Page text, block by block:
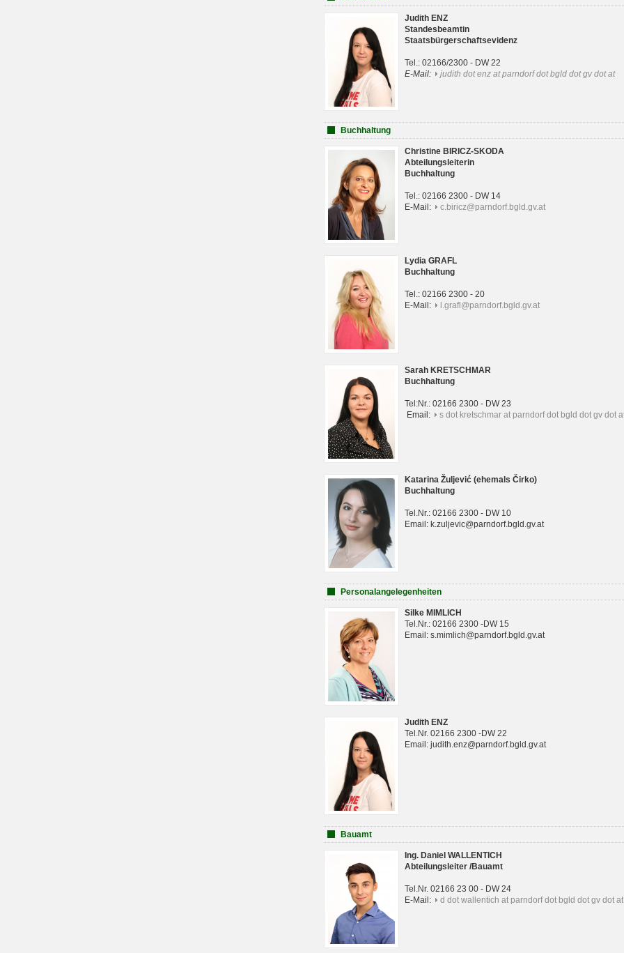
Judith ENZ
Standesbeamtin
Staatsbürgerschaftsevidenz
Tel.: 02166/2300 - DW 22
E-Mail:
judith dot enz at parndorf dot bgld dot gv dot at
Buchhaltung
Christine BIRICZ-SKODA
Abteilungsleiterin
Buchhaltung
Tel.: 02166 2300 - DW 14
E-Mail:
c.biricz@parndorf.bgld.gv.at
Lydia GRAFL
Buchhaltung
Tel.: 02166 2300 - 20
E-Mail:
l.grafl@parndorf.bgld.gv.at
Sarah KRETSCHMAR
Buchhaltung
Tel:Nr.: 02166 2300 - DW 23
Email:
s dot kretschmar at parndorf dot bgld dot gv dot
Katarina Žuljević (ehemals Čirko)
Buchhaltung
Tel.Nr.: 02166 2300 - DW 10
Email: k.zuljevic@parndorf.bgld.gv.at
Personalangelegenheiten
Silke MIMLICH
Tel.Nr.: 02166 2300 -DW 15
Email: s.mimlich@parndorf.bgld.gv.at
Judith ENZ
Tel.Nr. 02166 2300 -DW 22
Email: judith.enz@parndorf.bgld.gv.at
Bauamt
Ing. Daniel WALLENTICH
Abteilungsleiter /Bauamt
Tel.Nr. 02166 23 00 - DW 24
E-Mail:
d dot wallentich at parndorf dot bgld dot gv dot at